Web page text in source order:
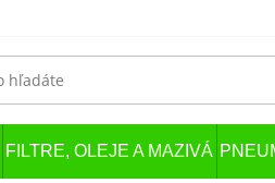
FILTRE, OLEJE A MAZIVÁ